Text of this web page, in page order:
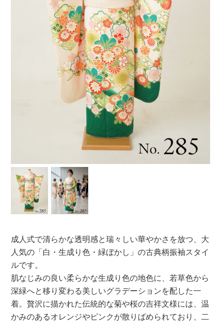
成人式で清らかな透明感と瑞々しい華やかさを放つ、大
人気の「白・生成り色・緑ぼかし」の古典柄振袖スタイ
ルです。
肌なじみの良い柔らかな生成り色の地色に、若草色から
深緑へと移り変わる美しいグラデーションを配した一
着。贅沢に描かれた伝統的な菊や桜の吉祥文様には、温
かみのあるオレンジやピンクが散りばめられており、二